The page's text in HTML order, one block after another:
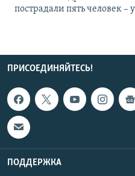
пострадали пять человек –
ПРИСОЕДИНЯЙТЕСЬ!
ПОДДЕРЖКА